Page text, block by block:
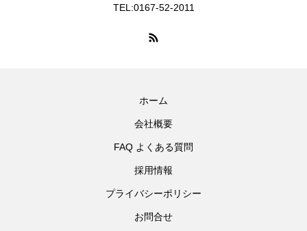
TEL:0167-52-2011
ホーム
会社概要
FAQ よくある質問
採用情報
プライバシーポリシー
お問合せ